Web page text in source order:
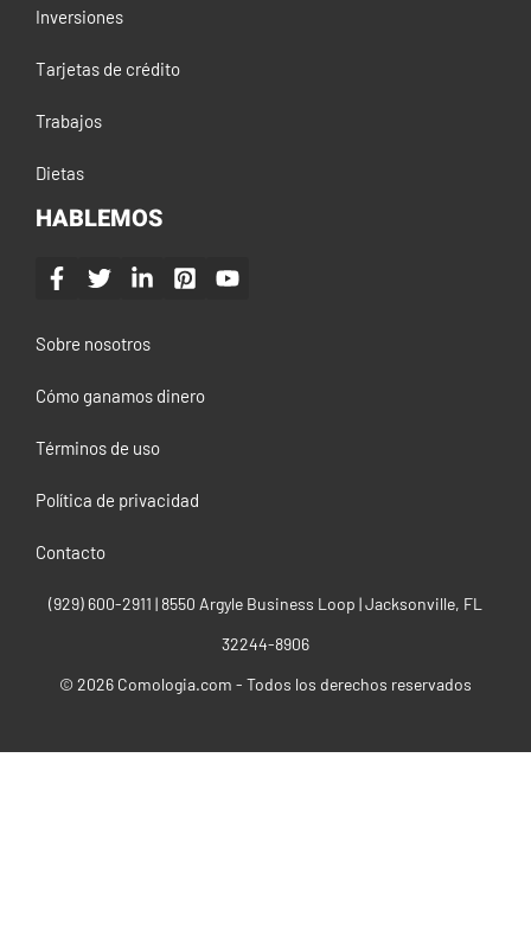
Inversiones
Tarjetas de crédito
Trabajos
Dietas
HABLEMOS
Sobre nosotros
Cómo ganamos dinero
Términos de uso
Política de privacidad
Contacto
(929) 600-2911‬ | 8550 Argyle Business Loop | Jacksonville, FL
32244-8906
© 2026 Comologia.com - Todos los derechos reservados